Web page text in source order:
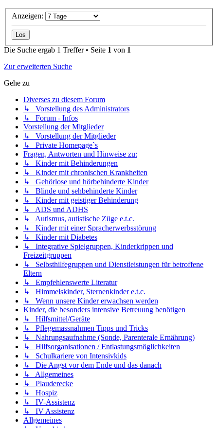
Anzeigen:
Die Suche ergab 1 Treffer • Seite 1 von 1
Zur erweiterten Suche
Gehe zu
Diverses zu diesem Forum
↳ Vorstellung des Administrators
↳ Forum - Infos
Vorstellung der Mitglieder
↳ Vorstellung der Mitglieder
↳ Private Homepage`s
Fragen, Antworten und Hinweise zu:
↳ Kinder mit Behinderungen
↳ Kinder mit chronischen Krankheiten
↳ Gehörlose und hörbehinderte Kinder
↳ Blinde und sehbehinderte Kinder
↳ Kinder mit geistiger Behinderung
↳ ADS und ADHS
↳ Autismus, autistische Züge e.t.c.
↳ Kinder mit einer Spracherwerbsstörung
↳ Kinder mit Diabetes
↳ Integrative Spielgruppen, Kinderkrippen und
Freizeitgruppen
↳ Selbsthilfegruppen und Dienstleistungen für betroffene
Eltern
↳ Empfehlenswerte Literatur
↳ Himmelskinder, Sternenkinder e.t.c.
↳ Wenn unsere Kinder erwachsen werden
Kinder, die besonders intensive Betreuung benötigen
↳ Hilfsmittel/Geräte
↳ Pflegemassnahmen Tipps und Tricks
↳ Nahrungsaufnahme (Sonde, Parenterale Ernährung)
↳ Hilfsorganisationen / Entlastungsmöglichkeiten
↳ Schulkariere von Intensivkids
↳ Die Angst vor dem Ende und das danach
↳ Allgemeines
↳ Plauderecke
↳ Hospiz
↳ IV-Assistenz
↳ IV Assistenz
Allgemeines